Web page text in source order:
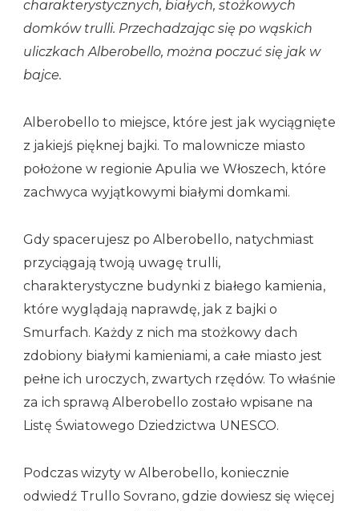
charakterystycznych, białych, stożkowych
domków trulli. Przechadzając się po wąskich
uliczkach Alberobello, można poczuć się jak w
bajce.
Alberobello to miejsce, które jest jak wyciągnięte
z jakiejś pięknej bajki. To malownicze miasto
położone w regionie Apulia we Włoszech, które
zachwyca wyjątkowymi białymi domkami.
Gdy spacerujesz po Alberobello, natychmiast
przyciągają twoją uwagę trulli,
charakterystyczne budynki z białego kamienia,
które wyglądają naprawdę, jak z bajki o
Smurfach. Każdy z nich ma stożkowy dach
zdobiony białymi kamieniami, a całe miasto jest
pełne ich uroczych, zwartych rzędów. To właśnie
za ich sprawą Alberobello zostało wpisane na
Listę Światowego Dziedzictwa UNESCO.
Podczas wizyty w Alberobello, koniecznie
odwiedź Trullo Sovrano, gdzie dowiesz się więcej